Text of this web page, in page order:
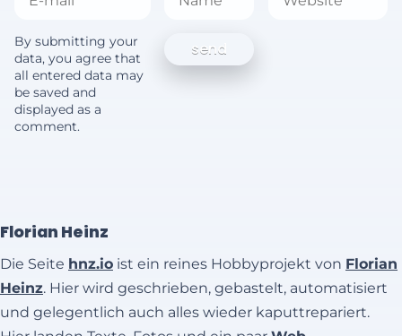
By submitting your
data, you agree that
all entered data may
be saved and
displayed as a
comment.
Florian Heinz
Die Seite hnz.io ist ein reines Hobbyprojekt von Florian
Heinz. Hier wird geschrieben, gebastelt, automatisiert
und gelegentlich auch alles wieder kaputtrepariert.